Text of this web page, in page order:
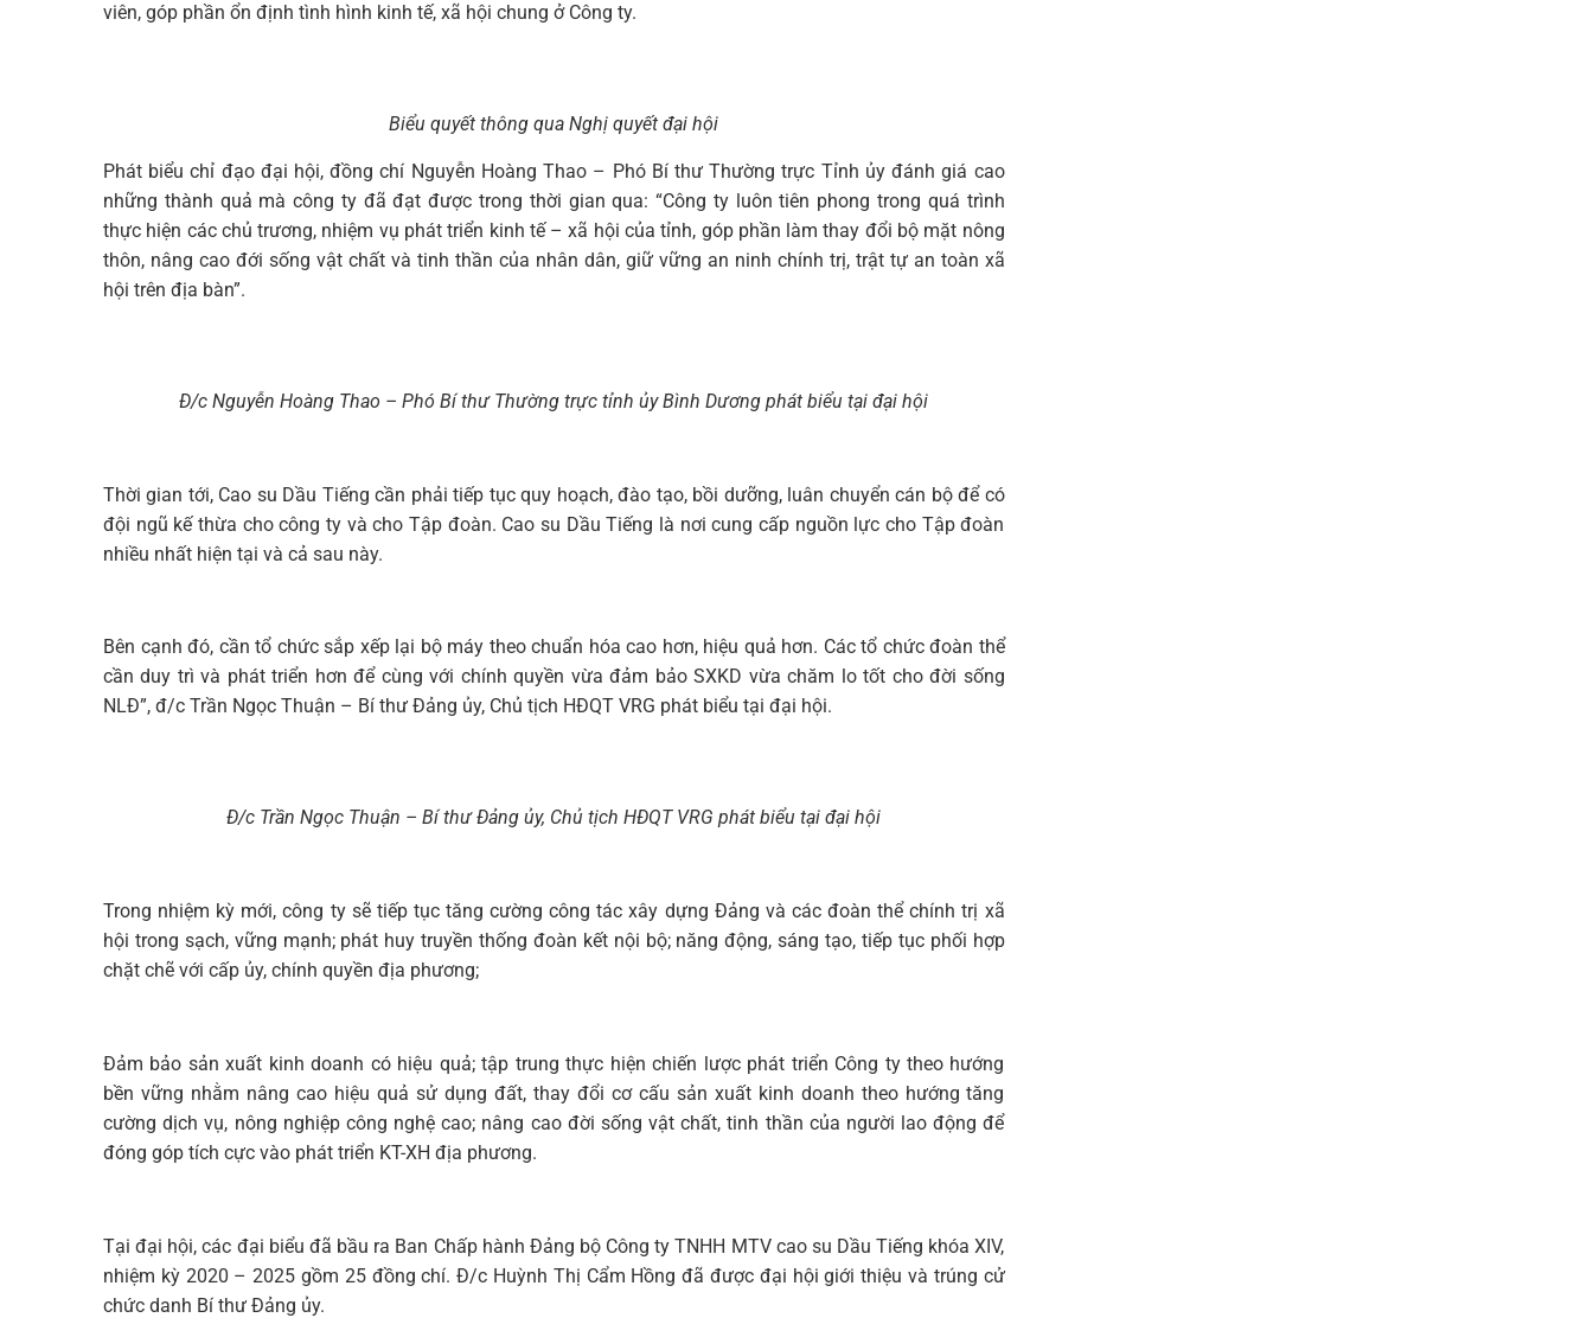
viên, góp phần ổn định tình hình kinh tế, xã hội chung ở Công ty.
Biểu quyết thông qua Nghị quyết đại hội
Phát biểu chỉ đạo đại hội, đồng chí Nguyễn Hoàng Thao – Phó Bí thư Thường trực Tỉnh ủy đánh giá cao
những thành quả mà công ty đã đạt được trong thời gian qua: “Công ty luôn tiên phong trong quá trình
thực hiện các chủ trương, nhiệm vụ phát triển kinh tế – xã hội của tỉnh, góp phần làm thay đổi bộ mặt nông
thôn, nâng cao đới sống vật chất và tinh thần của nhân dân, giữ vững an ninh chính trị, trật tự an toàn xã
hội trên địa bàn”.
Đ/c Nguyễn Hoàng Thao – Phó Bí thư Thường trực tỉnh ủy Bình Dương phát biểu tại đại hội
Thời gian tới, Cao su Dầu Tiếng cần phải tiếp tục quy hoạch, đào tạo, bồi dưỡng, luân chuyển cán bộ để có
đội ngũ kế thừa cho công ty và cho Tập đoàn. Cao su Dầu Tiếng là nơi cung cấp nguồn lực cho Tập đoàn
nhiều nhất hiện tại và cả sau này.
Bên cạnh đó, cần tổ chức sắp xếp lại bộ máy theo chuẩn hóa cao hơn, hiệu quả hơn. Các tổ chức đoàn thể
cần duy trì và phát triển hơn để cùng với chính quyền vừa đảm bảo SXKD vừa chăm lo tốt cho đời sống
NLĐ”, đ/c Trần Ngọc Thuận – Bí thư Đảng ủy, Chủ tịch HĐQT VRG phát biểu tại đại hội.
Đ/c Trần Ngọc Thuận – Bí thư Đảng ủy, Chủ tịch HĐQT VRG phát biểu tại đại hội
Trong nhiệm kỳ mới, công ty sẽ tiếp tục tăng cường công tác xây dựng Đảng và các đoàn thể chính trị xã
hội trong sạch, vững mạnh; phát huy truyền thống đoàn kết nội bộ; năng động, sáng tạo, tiếp tục phối hợp
chặt chẽ với cấp ủy, chính quyền địa phương;
Đảm bảo sản xuất kinh doanh có hiệu quả; tập trung thực hiện chiến lược phát triển Công ty theo hướng
bền vững nhằm nâng cao hiệu quả sử dụng đất, thay đổi cơ cấu sản xuất kinh doanh theo hướng tăng
cường dịch vụ, nông nghiệp công nghệ cao; nâng cao đời sống vật chất, tinh thần của người lao động để
đóng góp tích cực vào phát triển KT-XH địa phương.
Tại đại hội, các đại biểu đã bầu ra Ban Chấp hành Đảng bộ Công ty TNHH MTV cao su Dầu Tiếng khóa XIV,
nhiệm kỳ 2020 – 2025 gồm 25 đồng chí. Đ/c Huỳnh Thị Cẩm Hồng đã được đại hội giới thiệu và trúng cử
chức danh Bí thư Đảng ủy.